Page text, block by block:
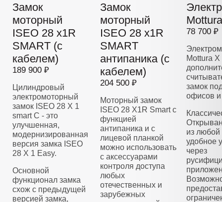
Замок
моторный
ISEO 28 x1R
SMART (с
кабелем)
189 900 ₽
Цилиндровый
электромоторный
замок ISEO 28 Х 1
smart C - это
улучшенная,
модернизированная
версия замка ISEO
28 X 1 Easy.
Основной
функционал замка
схож с предыдущей
версией замка,
Замок
моторный
ISEO 28 x1R
SMART
антипаника (с
кабелем)
204 500 ₽
Моторный замок
ISEO 28 X1R Smart с
функцией
антипаника и с
лицевой планкой
можно использовать
с аксессуарами
контроля доступа
любых
отечественных и
зарубежных
78 700 ₽
Mottura
замок
офисов и
из любой
удобное
через